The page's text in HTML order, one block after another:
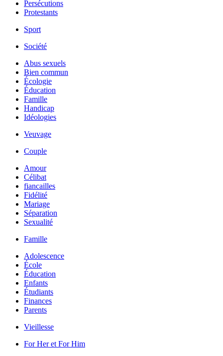
Persécutions
Protestants
Sport
Société
Abus sexuels
Bien commun
Écologie
Éducation
Famille
Handicap
Idéologies
Veuvage
Couple
Amour
Célibat
fiancailles
Fidélité
Mariage
Séparation
Sexualité
Famille
Adolescence
École
Éducation
Enfants
Étudiants
Finances
Parents
Vieillesse
For Her et For Him